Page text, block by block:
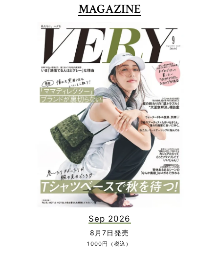
MAGAZINE
Sep 2026
8月7日発売
1000円（税込）